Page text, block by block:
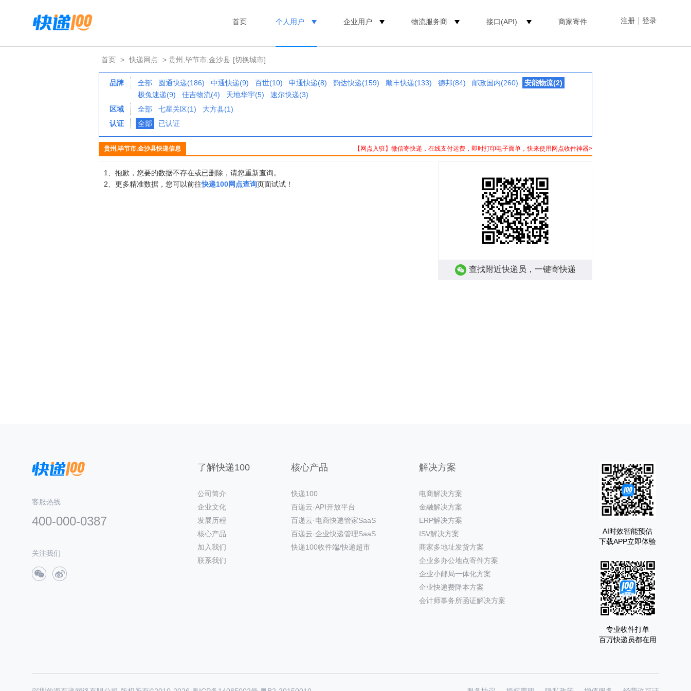
注册 登录
首页 个人用户 企业用户 物流服务商 接口(API) 商家寄件
首页 > 快递网点 > 贵州,毕节市,金沙县 [切换城市]
品牌 全部 圆通快递(186) 中通快递(9) 百世(10) 申通快递(8) 韵达快递(159) 顺丰快递(133) 德邦(84) 邮政国内(260)
安能物流(2)
极兔速递(9)
佳吉物流(4) 天地华宇(5)
速尔快递(3)
区域
全部 七星关区(1)
大方县(1)
认证
全部 已认证
【网点入驻】微信寄快递，在线支付运费，即时打印电子面单，快来使用网点收件神器>
贵州,毕节市,金沙县快递信息
1、抱歉，您要的数据不存在或已删除，请您重新查询。
2、更多精准数据，您可以前往快递100网点查询页面试试！
查找附近快递员，一键寄快递
客服热线
400-000-0387
关注我们
了解快递100
公司简介
企业文化
发展历程
核心产品
加入我们
联系我们
核心产品
快递100
百递云·API开放平台
百递云·电商快递管家SaaS
百递云·企业快递管理SaaS
快递100收件端/快递超市
解决方案
电商解决方案
金融解决方案
ERP解决方案
ISV解决方案
商家多地址发货方案
企业多办公地点寄件方案
企业小邮局一体化方案
企业快递费降本方案
会计师事务所函证解决方案
AI时效智能预估
下载APP立即体验
专业收件打单
百万快递员都在用